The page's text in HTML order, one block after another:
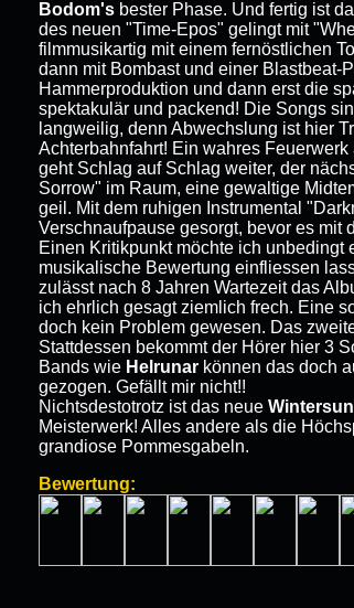
Bodom's bester Phase. Und fertig ist
des neuen "Time-Epos" gelingt mit
filmmusikartig mit einem fernöstlichen
dann mit Bombast und einer Blastbeat-
Hammerproduktion und dann erst die
spektakulär und packend! Die Songs
langweilig, denn Abwechslung ist hier
Achterbahnfahrt! Ein wahres
geht Schlag auf Schlag weiter, der
Sorrow" im Raum, eine gewaltige
geil. Mit dem ruhigen Instrumental
Verschnaufpause gesorgt, bevor es mit
Einen Kritikpunkt möchte ich
musikalische Bewertung einfliessen
zulässt nach 8 Jahren Wartezeit das
ich ehrlich gesagt ziemlich frech. Eine
doch kein Problem gewesen. Das
Stattdessen bekommt der Hörer hier 3
Bands wie Helrunar können das doch
gezogen. Gefällt mir nicht!!
Nichtsdestotrotz ist das neue Wintersun
Meisterwerk! Alles andere als die
grandiose Pommesgabeln.
Bewertung: